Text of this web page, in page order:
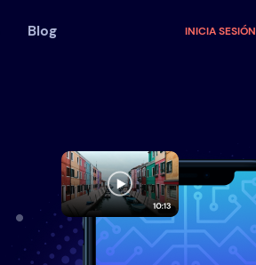
Blog INICIA SESIÓN